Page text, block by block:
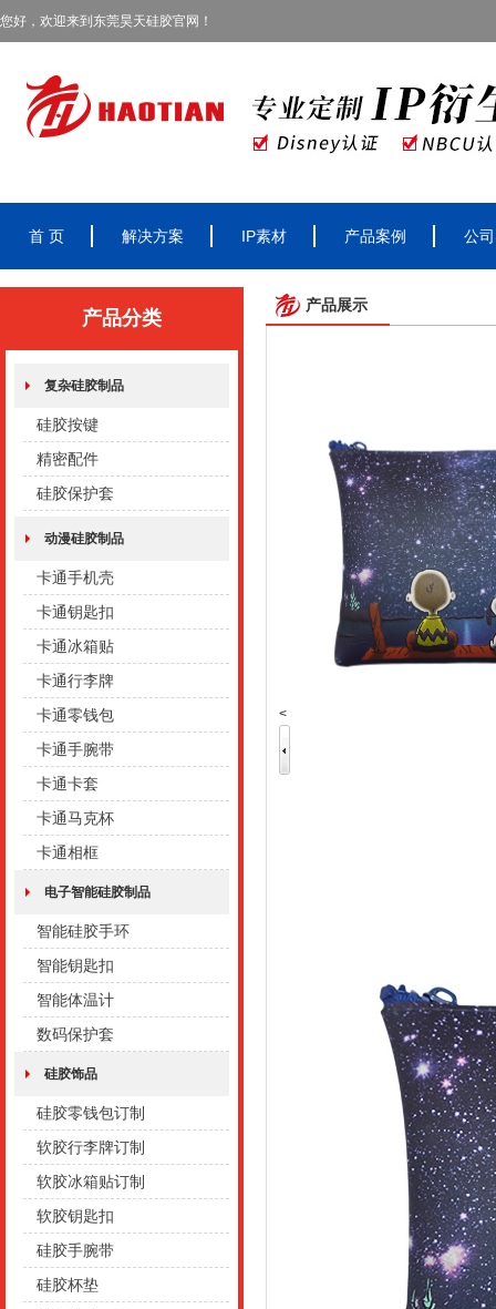
您好，欢迎来到东莞昊天硅胶官网！
首 页 解决方案 IP素材 产品案例 公
产品分类
复杂硅胶制品
硅胶按键
精密配件
硅胶保护套
动漫硅胶制品
卡通手机壳
卡通钥匙扣
卡通冰箱贴
卡通行李牌
卡通零钱包
卡通手腕带
卡通卡套
卡通马克杯
卡通相框
电子智能硅胶制品
智能硅胶手环
智能钥匙扣
智能体温计
数码保护套
硅胶饰品
硅胶零钱包订制
软胶行李牌订制
软胶冰箱贴订制
软胶钥匙扣
硅胶手腕带
硅胶杯垫
产品展示
<